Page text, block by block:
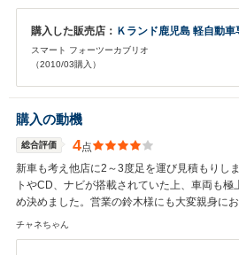
購入した販売店： Ｋランド鹿児島 軽自動車
スマート フォーツーカブリオ
（2010/03購入）
購入の動機
総合評価 4点
新車も考え他店に2～3度足を運び見積もりし
トやCD、ナビが搭載されていた上、車両も
め決めました。営業の鈴木様にも大変親身にお
チャネちゃん